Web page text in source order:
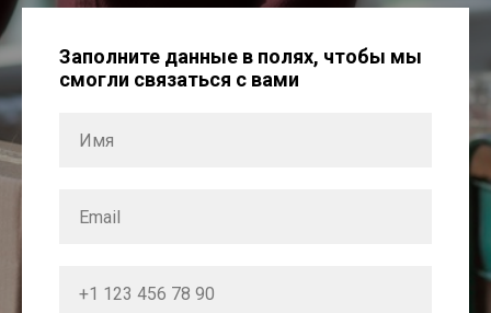
Заполните данные в полях, чтобы мы
смогли связаться с вами